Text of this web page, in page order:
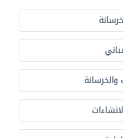
والخرسانة